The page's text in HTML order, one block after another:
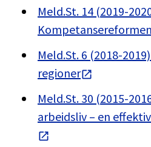
Meld.St. 14 (2019-
Meld.St. 6 (2018-
regioner
Meld.St. 30 (2015-
arbeidsliv – en